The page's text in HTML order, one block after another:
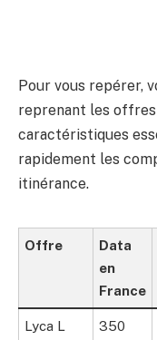
Pour vous repérer,
reprenant les
caractéristiques
rapidement les
itinérance.
Offre
Data
en
France
Lyca L
350